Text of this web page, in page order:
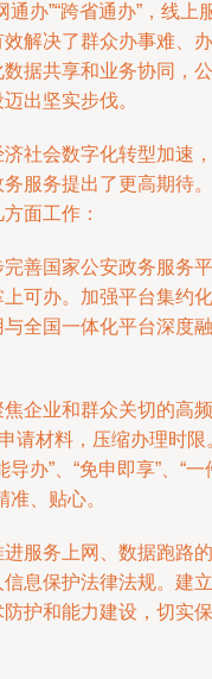
办”“跨省通办”，线上
解决了群众办事难、办
据共享和业务协同，公
出坚实步伐。
社会数字化转型加速，
服务提出了更高期待。
面工作：
善国家公安政务服务平
可办。加强平台集约化
全国一体化平台深度融
企业和群众关切的高频
请材料，压缩办理时限
办”、“免申即享”、“一
、贴心。
服务上网、数据跑路的
息保护法律法规。建立
护和能力建设，切实保